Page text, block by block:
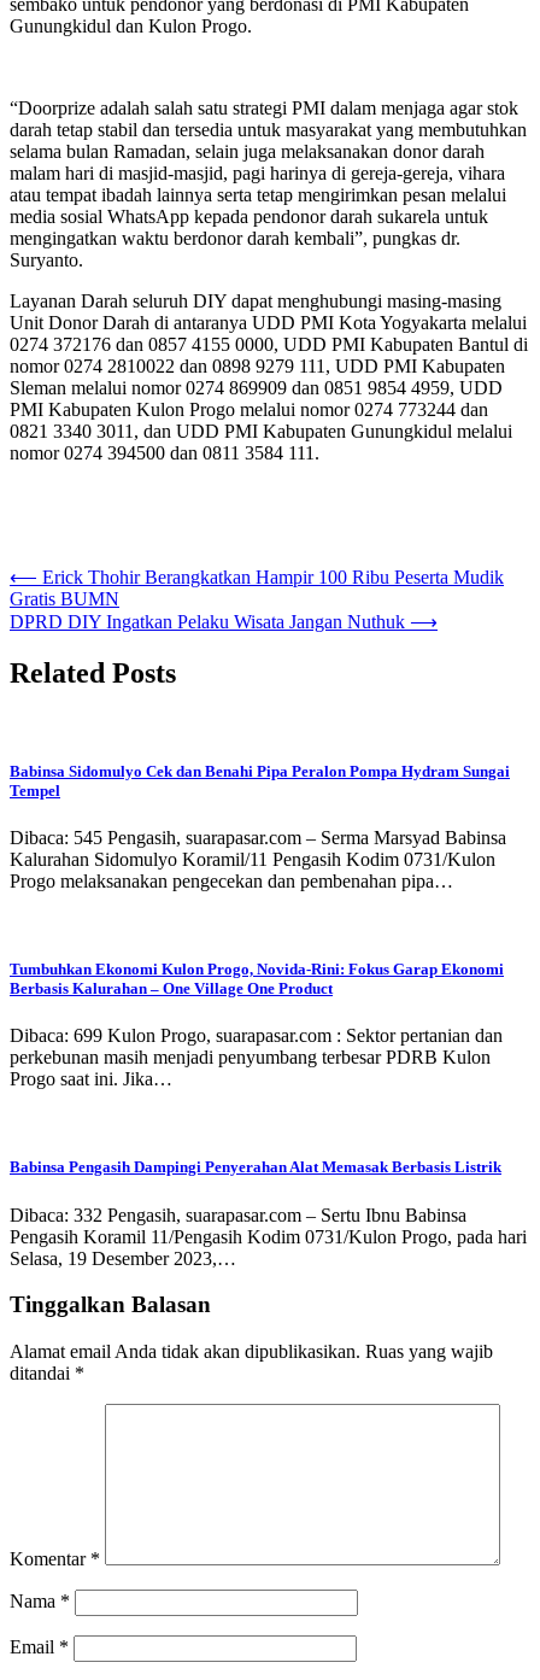
Gunungkidul dan Kulon Progo.
“Doorprize adalah salah satu strategi PMI dalam menjaga agar stok
darah tetap stabil dan tersedia untuk masyarakat yang membutuhkan
selama bulan Ramadan, selain juga melaksanakan donor darah
malam hari di masjid-masjid, pagi harinya di gereja-gereja, vihara
atau tempat ibadah lainnya serta tetap mengirimkan pesan melalui
media sosial WhatsApp kepada pendonor darah sukarela untuk
mengingatkan waktu berdonor darah kembali”, pungkas dr.
Suryanto.
Layanan Darah seluruh DIY dapat menghubungi masing-masing
Unit Donor Darah di antaranya UDD PMI Kota Yogyakarta melalui
0274 372176 dan 0857 4155 0000, UDD PMI Kabupaten Bantul di
nomor 0274 2810022 dan 0898 9279 111, UDD PMI Kabupaten
Sleman melalui nomor 0274 869909 dan 0851 9854 4959, UDD
PMI Kabupaten Kulon Progo melalui nomor 0274 773244 dan
0821 3340 3011, dan UDD PMI Kabupaten Gunungkidul melalui
nomor 0274 394500 dan 0811 3584 111.
Navigasi
pos
⟵ Erick Thohir Berangkatkan Hampir 100 Ribu Peserta Mudik
Gratis BUMN
DPRD DIY Ingatkan Pelaku Wisata Jangan Nuthuk ⟶
Related Posts
Babinsa Sidomulyo Cek dan Benahi Pipa Peralon Pompa Hydram Sungai
Tempel
Dibaca: 545 Pengasih, suarapasar.com – Serma Marsyad Babinsa
Kalurahan Sidomulyo Koramil/11 Pengasih Kodim 0731/Kulon
Progo melaksanakan pengecekan dan pembenahan pipa…
Tumbuhkan Ekonomi Kulon Progo, Novida-Rini: Fokus Garap Ekonomi
Berbasis Kalurahan – One Village One Product
Dibaca: 699 Kulon Progo, suarapasar.com : Sektor pertanian dan
perkebunan masih menjadi penyumbang terbesar PDRB Kulon
Progo saat ini. Jika…
Babinsa Pengasih Dampingi Penyerahan Alat Memasak Berbasis Listrik
Dibaca: 332 Pengasih, suarapasar.com – Sertu Ibnu Babinsa
Pengasih Koramil 11/Pengasih Kodim 0731/Kulon Progo, pada hari
Selasa, 19 Desember 2023,…
Tinggalkan Balasan
Alamat email Anda tidak akan dipublikasikan. Ruas yang wajib
ditandai *
Komentar *
Nama *
Email *